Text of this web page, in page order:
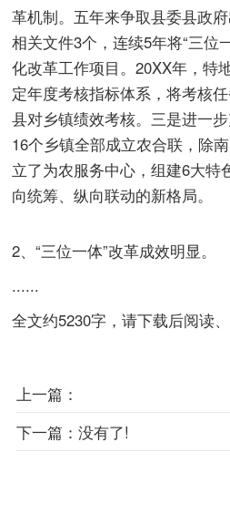
革机制。五年来争取县委县政
相关文件3个，连续5年将“三位
化改革工作项目。20XX年，特
定年度考核指标体系，将考核
县对乡镇绩效考核。三是进一步
16个乡镇全部成立农合联，除
立了为农服务中心，组建6大特
向统筹、纵向联动的新格局。
2、“三位一体”改革成效明显。
......
全文约5230字，请下载后阅读、
上一篇：
下一篇： 没有了!